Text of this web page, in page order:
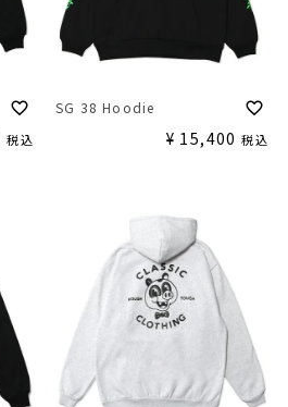
税込
SG 38 Hoodie
¥ 15,400 税込